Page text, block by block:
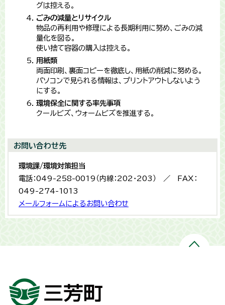
グは控える。
ごみの減量とリサイクル
物品の再利用や修理による長期利用に努め、ごみの減
量化を図る。
使い捨て容器の購入は控える。
用紙類
両面印刷、裏面コピーを徹底し、用紙の削減に努める。
パソコンで見られる情報は、プリントアウトしないよう
にする。
環境保全に関する率先事項
クールビズ、ウォームビズを推進する。
お問い合わせ先
環境課/環境対策担当
電話：049-258-0019（内線：202・203） ／ FAX：
049-274-1013
メールフォームによるお問い合わせ